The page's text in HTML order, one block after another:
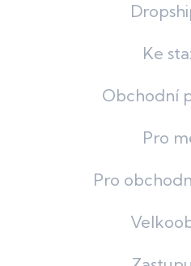
Ke
Obchodní
Pro
Pro